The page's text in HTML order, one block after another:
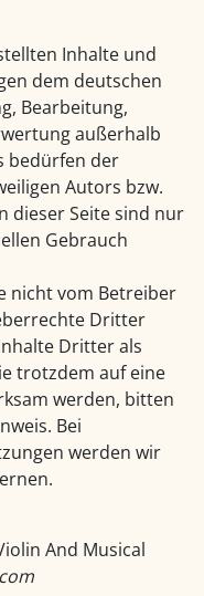
Inhalte und
dem deutschen
Bearbeitung,
außerhalb
bedürfen der
Autors bzw.
dieser Seite sind nur
Gebrauch
nicht vom Betreiber
Dritter
Dritter als
trotzdem auf eine
werden, bitten
Bei
werden wir
And Musical